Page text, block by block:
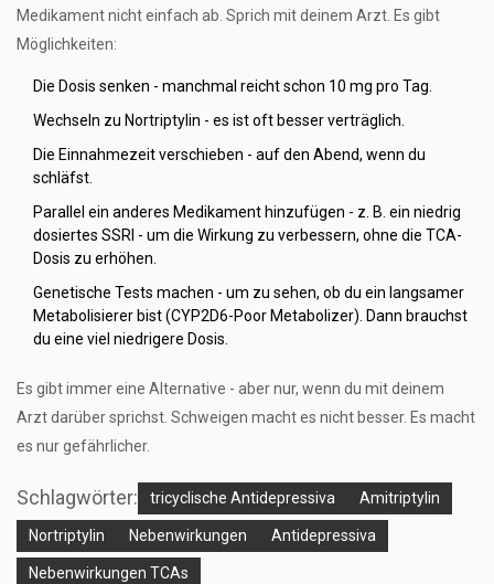
Medikament nicht einfach ab. Sprich mit deinem Arzt. Es gibt
Möglichkeiten:
Die Dosis senken - manchmal reicht schon 10 mg pro Tag.
Wechseln zu Nortriptylin - es ist oft besser verträglich.
Die Einnahmezeit verschieben - auf den Abend, wenn du
schläfst.
Parallel ein anderes Medikament hinzufügen - z. B. ein niedrig
dosiertes SSRI - um die Wirkung zu verbessern, ohne die TCA-
Dosis zu erhöhen.
Genetische Tests machen - um zu sehen, ob du ein langsamer
Metabolisierer bist (CYP2D6-Poor Metabolizer). Dann brauchst
du eine viel niedrigere Dosis.
Es gibt immer eine Alternative - aber nur, wenn du mit deinem
Arzt darüber sprichst. Schweigen macht es nicht besser. Es macht
es nur gefährlicher.
Schlagwörter: tricyclische Antidepressiva Amitriptylin
Nortriptylin Nebenwirkungen Antidepressiva
Nebenwirkungen TCAs